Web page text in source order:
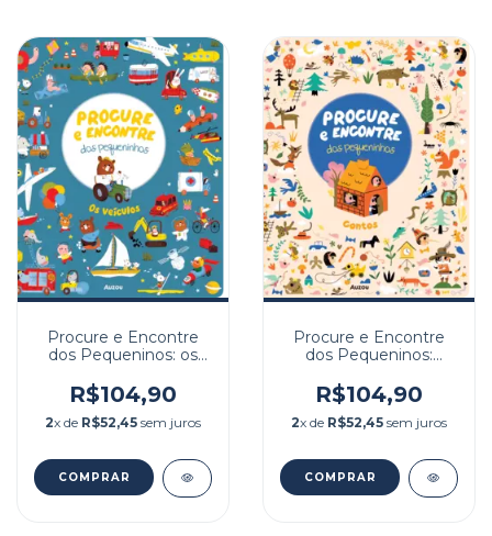
Procure e Encontre
dos Pequeninos: os
R$104,90
2x de R$52,45 sem juros
Procure e Encontre
dos Pequeninos:
R$104,90
2x de R$52,45 sem juros